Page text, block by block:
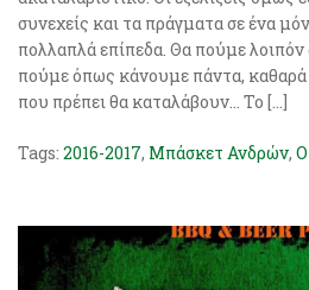
συνεχείς και τα πράγματα σε ένα
πολλαπλά επίπεδα. Θα πούμε
πούμε όπως κάνουμε πάντα, καθαρά
που πρέπει θα καταλάβουν… Το […]
Tags: 2016-2017, Μπάσκετ Ανδρών,